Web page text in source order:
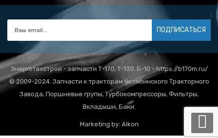
ПОДПИСАТЬСЯ
Энерготехстрой - запчасти Т-170, Т-130, Б-10 - https://b170m.ru/
© 2009-2024. Запчасти к тракторам Челябинского Тракторного
Завода, Поршневые групы, Турбокомпрессоры, Фильтры,
Вкладыши, Баки.
Marketing by: Alkon